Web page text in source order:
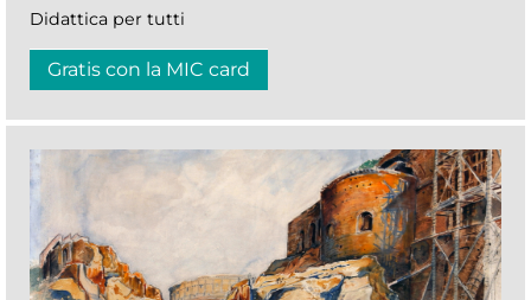
Didattica per tutti
Gratis con la MIC card